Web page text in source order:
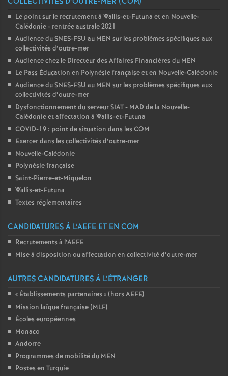
Le point sur le recrutement à Wallis-et-Futuna et en Nouvelle-
Calédonie - rentrée australe 2021
Audience du SNES-FSU au MEN sur les problèmes spécifiques aux
collectivités d’outre-mer
Audience chez le Directeur des Affaires Financières du MEN
Le Pass Éducation en Polynésie française et en Nouvelle-Calédonie
Audience du SNES-FSU au MEN sur les problèmes spécifiques aux
collectivités d’outre-mer
Dysfonctionnement du serveur SIAT - MAD de la Nouvelle-
Calédonie et affectation à Wallis-et-Futuna
COVID-19 : point de situation dans les COM
Exercer dans les collectivités d’outre-mer
Nouvelle-Calédonie
Polynésie française
Saint-Pierre-et-Miquelon
Wallis-et-Futuna
Textes réglementaires
CANDIDATURES À L’AEFE ET EN COM
Recrutements à l’AEFE
Mise à disposition ou affectation en collectivité d’outre-mer
AUTRES CANDIDATURES À L’ÉTRANGER
« Établissements partenaires » (hors AEFE)
Mission laïque française (MLF)
Écoles européennes
Monaco
Andorre
Programmes de mobilité du MEN
Postes en Turquie